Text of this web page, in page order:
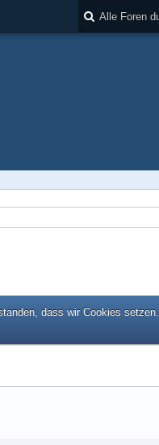
dass wir Cookies setzen.